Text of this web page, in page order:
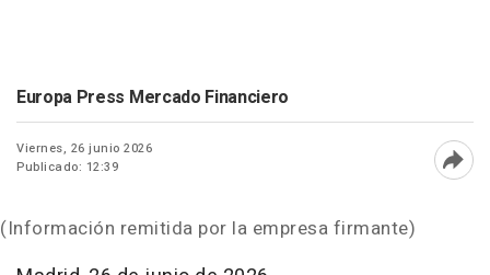
Europa Press Mercado Financiero
Viernes, 26 junio 2026
Publicado: 12:39
(Información remitida por la empresa firmante)